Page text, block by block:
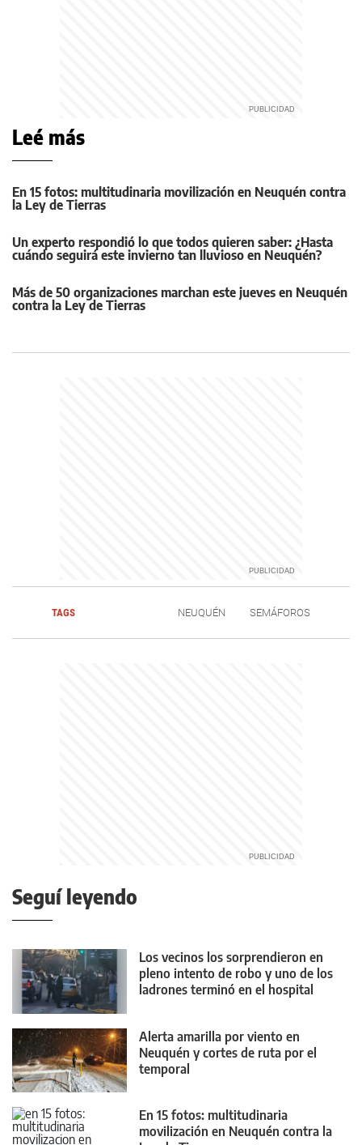
Leé más
En 15 fotos: multitudinaria movilización en Neuquén contra
la Ley de Tierras
Un experto respondió lo que todos quieren saber: ¿Hasta
cuándo seguirá este invierno tan lluvioso en Neuquén?
Más de 50 organizaciones marchan este jueves en Neuquén
contra la Ley de Tierras
TAGS NEUQUÉN SEMÁFOROS
Seguí leyendo
Los vecinos los sorprendieron en
pleno intento de robo y uno de los
ladrones terminó en el hospital
Alerta amarilla por viento en
Neuquén y cortes de ruta por el
temporal
En 15 fotos: multitudinaria
movilización en Neuquén contra la